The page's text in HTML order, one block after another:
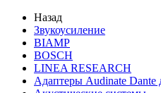
Назад
Звукоусиление
BIAMP
BOSCH
LINEA RESEARCH
Адаптеры Audinate Dante